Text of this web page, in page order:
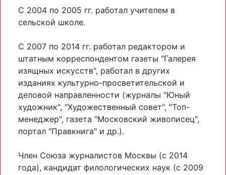
С 2004 по 2005 гг. работал учителем в
сельской школе.
С 2007 по 2014 гг. работал редактором и
штатным корреспондентом газеты "Галерея
изящных искусств", работал в других
изданиях культурно-просветительской и
деловой направленности (журналы "Юный
художник", "Художественный совет", "Топ-
менеджер", газета "Московский живописец",
портал "Правкнига" и др.).
Член Союза журналистов Москвы (с 2014
года), кандидат филологических наук (с 2009